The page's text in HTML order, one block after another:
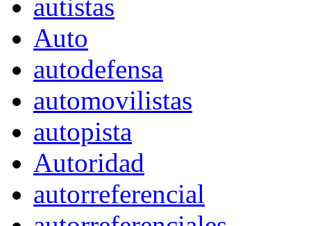
autistas
Auto
autodefensa
automovilistas
autopista
Autoridad
autorreferencial